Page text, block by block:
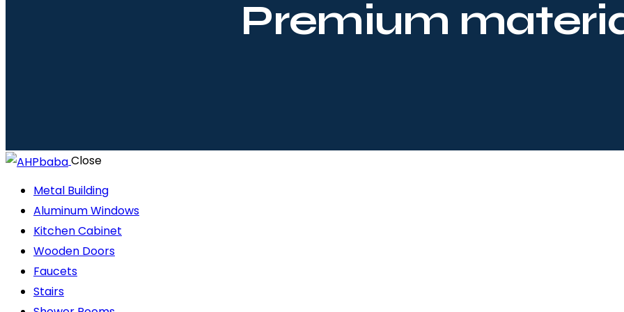
Premium
Close
Metal Building
Aluminum Windows
Kitchen Cabinet
Wooden Doors
Faucets
Stairs